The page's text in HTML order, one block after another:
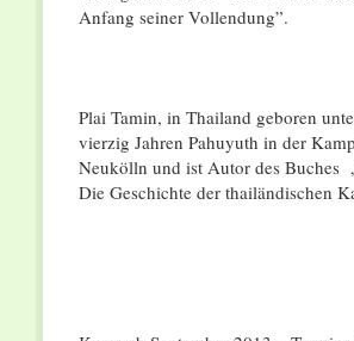
Anfang seiner Vollendung”.
Plai Tamin, in Thailand geboren
vierzig Jahren Pahuyuth in der
Neukölln und ist Autor des Buches
Die Geschichte der thailändischen